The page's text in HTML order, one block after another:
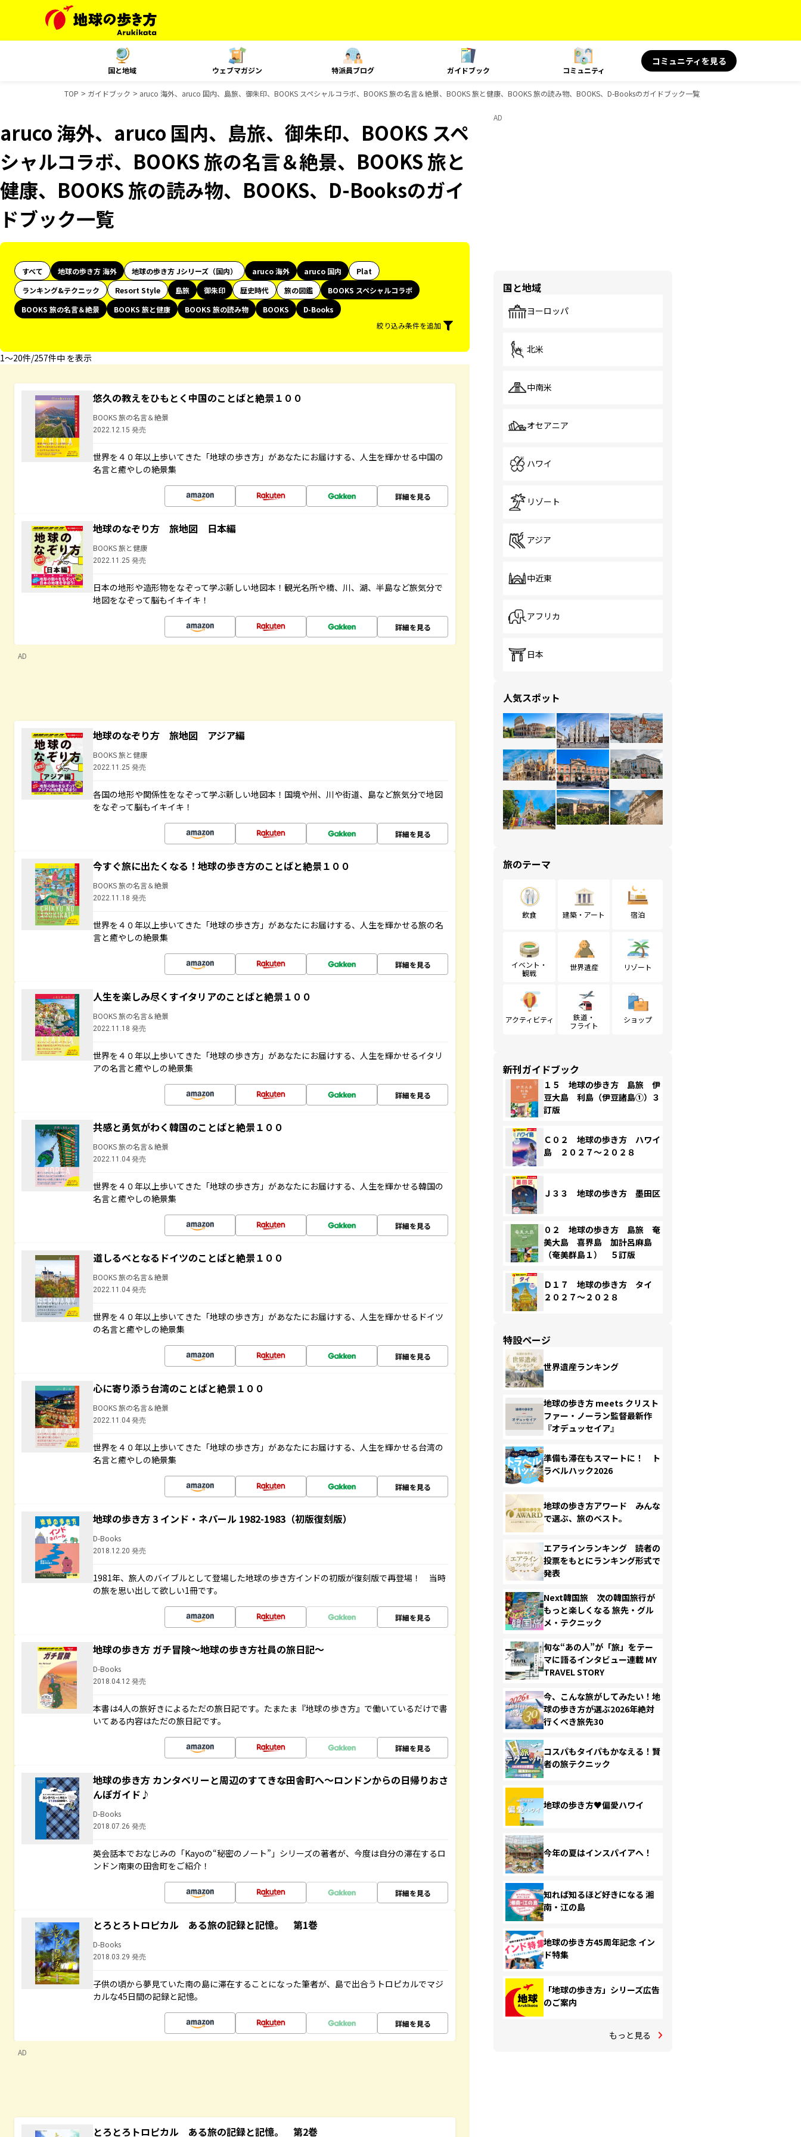
国と地域 ウェブマガジン 特派員ブログ ガイドブック コミュニティ
コミュニティを見る
TOP ガイドブック aruco 海外、aruco 国内、島旅、御朱印、BOOKS スペシャルコラボ、BOOKS 旅の名言＆絶景、BOOKS 旅と健康、BOOKS 旅の読み物、BOOKS、D-Booksのガイドブック一覧
aruco 海外、aruco 国内、島旅、御朱印、BOOKS スペ
シャルコラボ、BOOKS 旅の名言＆絶景、BOOKS 旅と
健康、BOOKS 旅の読み物、BOOKS、D-Booksのガイ
ドブック一覧
すべて 地球の歩き方 海外 地球の歩き方 Jシリーズ（国内） aruco 海外 aruco 国内
Plat
ランキング&テクニック
Resort Style 島旅 御朱印 歴史時代 旅の図鑑
BOOKS スペシャルコラボ
BOOKS 旅の名言＆絶景
BOOKS 旅と健康 BOOKS 旅の読み物 BOOKS
D-Books
絞り込み条件を追加
1〜20件/257件中 を表示
悠久の教えをひもとく中国のことばと絶景１００
BOOKS 旅の名言＆絶景
2022.12.15 発売
世界を４０年以上歩いてきた「地球の歩き方」があなたにお届けする、人生を輝かせる中国の
名言と癒やしの絶景集
詳細を見る
地球のなぞり方 旅地図 日本編
BOOKS 旅と健康
2022.11.25 発売
日本の地形や造形物をなぞって学ぶ新しい地図本！観光名所や橋、川、湖、半島など旅気分で
地図をなぞって脳もイキイキ！
詳細を見る
AD
地球のなぞり方 旅地図 アジア編
BOOKS 旅と健康
2022.11.25 発売
各国の地形や関係性をなぞって学ぶ新しい地図本！国境や州、川や街道、島など旅気分で地図
をなぞって脳もイキイキ！
詳細を見る
今すぐ旅に出たくなる！地球の歩き方のことばと絶景１００
BOOKS 旅の名言＆絶景
2022.11.18 発売
世界を４０年以上歩いてきた「地球の歩き方」があなたにお届けする、人生を輝かせる旅の名
言と癒やしの絶景集
詳細を見る
人生を楽しみ尽くすイタリアのことばと絶景１００
BOOKS 旅の名言＆絶景
2022.11.18 発売
世界を４０年以上歩いてきた「地球の歩き方」があなたにお届けする、人生を輝かせるイタリ
アの名言と癒やしの絶景集
詳細を見る
共感と勇気がわく韓国のことばと絶景１００
BOOKS 旅の名言＆絶景
2022.11.04 発売
世界を４０年以上歩いてきた「地球の歩き方」があなたにお届けする、人生を輝かせる韓国の
名言と癒やしの絶景集
詳細を見る
道しるべとなるドイツのことばと絶景１００
BOOKS 旅の名言＆絶景
2022.11.04 発売
世界を４０年以上歩いてきた「地球の歩き方」があなたにお届けする、人生を輝かせるドイツ
の名言と癒やしの絶景集
詳細を見る
心に寄り添う台湾のことばと絶景１００
BOOKS 旅の名言＆絶景
2022.11.04 発売
世界を４０年以上歩いてきた「地球の歩き方」があなたにお届けする、人生を輝かせる台湾の
名言と癒やしの絶景集
詳細を見る
地球の歩き方 3 インド・ネパール 1982-1983（初版復刻版）
D-Books
2018.12.20 発売
1981年、旅人のバイブルとして登場した地球の歩き方インドの初版が復刻版で再登場！ 当時
の旅を思い出して欲しい1冊です。
詳細を見る
地球の歩き方 ガチ冒険～地球の歩き方社員の旅日記～
D-Books
2018.04.12 発売
本書は4人の旅好きによるただの旅日記です。たまたま『地球の歩き方』で働いているだけで書
いてある内容はただの旅日記です。
詳細を見る
地球の歩き方 カンタベリーと周辺のすてきな田舎町へ～ロンドンからの日帰りおさ
んぽガイド♪
D-Books
2018.07.26 発売
英会話本でおなじみの「Kayoの“秘密のノート”」シリーズの著者が、今度は自分の滞在するロ
ンドン南東の田舎町をご紹介！
詳細を見る
とろとろトロピカル ある旅の記録と記憶。 第1巻
D-Books
2018.03.29 発売
子供の頃から夢見ていた南の島に滞在することになった筆者が、島で出合うトロピカルでマジ
カルな45日間の記録と記憶。
詳細を見る
AD
とろとろトロピカル ある旅の記録と記憶。 第2巻
AD
国と地域
ヨーロッパ
北米
中南米
オセアニア
ハワイ
リゾート
アジア
中近東
アフリカ
日本
人気スポット
旅のテーマ
飲食 建築・アート 宿泊
イベント・
観戦
世界遺産 リゾート
アクティビティ
鉄道・
フライト
ショップ
新刊ガイドブック
１５ 地球の歩き方 島旅 伊
豆大島 利島（伊豆諸島①）３
訂版
Ｃ０２ 地球の歩き方 ハワイ
島 ２０２７～２０２８
Ｊ３３ 地球の歩き方 墨田区
０２ 地球の歩き方 島旅 奄
美大島 喜界島 加計呂麻島
（奄美群島１） ５訂版
Ｄ１７ 地球の歩き方 タイ
２０２７～２０２８
特設ページ
世界遺産ランキング
地球の歩き方 meets クリスト
ファー・ノーラン監督最新作
『オデュッセイア』
準備も滞在もスマートに！ ト
ラベルハック2026
地球の歩き方アワード みんな
で選ぶ、旅のベスト。
エアラインランキング 読者の
投票をもとにランキング形式で
発表
Next韓国旅 次の韓国旅行が
もっと楽しくなる 旅先・グル
メ・テクニック
旬な“あの人”が「旅」をテー
マに語るインタビュー連載 MY
TRAVEL STORY
今、こんな旅がしてみたい！地
球の歩き方が選ぶ2026年絶対
行くべき旅先30
コスパもタイパもかなえる！賢
者の旅テクニック
地球の歩き方♥偏愛ハワイ
今年の夏はインスパイアへ！
知れば知るほど好きになる 湘
南・江の島
地球の歩き方45周年記念 イン
ド特集
「地球の歩き方」シリーズ広告
のご案内
もっと見る